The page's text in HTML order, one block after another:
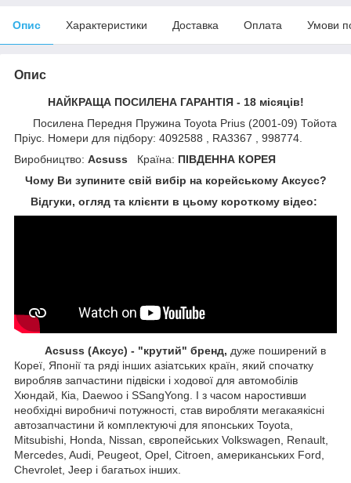
Опис Характеристики Доставка Оплата Умови
Опис
НАЙКРАЩА ПОСИЛЕНА ГАРАНТІЯ - 18 місяців!
Посилена Передня Пружина Toyota Prius (2001-09) Тойота
Пріус. Номери для підбору: 4092588 , RA3367 , 998774.
Виробництво: Acsuss Країна: ПІВДЕННА КОРЕЯ
Чому Ви зупините свій вибір на корейському Аксусс?
Відгуки, огляд та клієнти в цьому короткому відео:
Acsuss (Аксус) - "крутий" бренд, дуже поширений в
Кореї, Японії та ряді інших азіатських країн, який спочатку
виробляв запчастини підвіски і ходової для автомобілів
Хюндай, Кіа, Daewoo і SSangYong. І з часом наростивши
необхідні виробничі потужності, став виробляти мегакаякісні
автозапчастини й комплектуючі для японських Toyota,
Mitsubishi, Honda, Nissan, європейських Volkswagen, Renault,
Mercedes, Audi, Peugeot, Opel, Citroen, американських Ford,
Chevrolet, Jeep і багатьох інших.